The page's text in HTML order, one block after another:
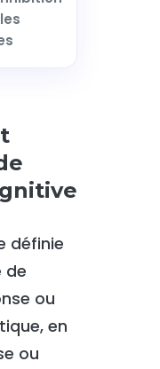
définie
de
ou
en
ou